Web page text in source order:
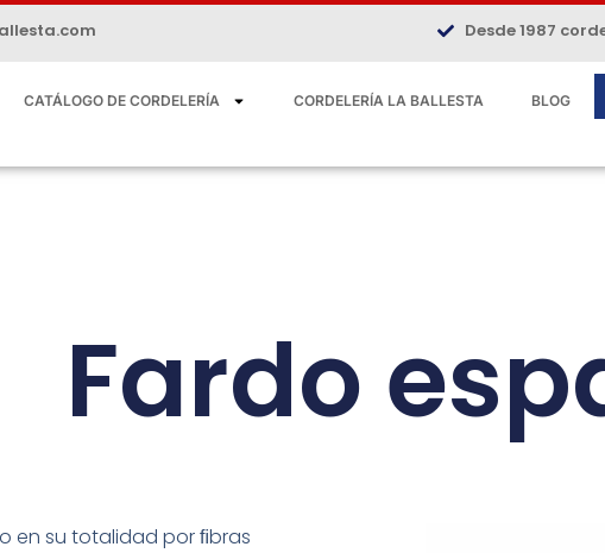
Desde 1987
CATÁLOGO DE CORDELERÍA CORDELERÍA LA BALLESTA BLOG
Fardo
en su totalidad por ﬁbras